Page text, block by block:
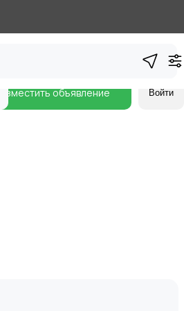
Разместить объявление Войти